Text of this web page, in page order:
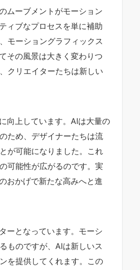
ムーブメントがモーション
ィブなプロセスを単に補助
モーショングラフィックス
その風景は大きく変わりつ
クリエイターたちは新しい
向上しています。AIは大量の
ため、デザイナーたちは流
が可能になりました。これ
可能性が広がるのです。実
おかげで新たな高みへと進
ーとなっています。モーシ
ものですが、AIは新しいス
を提供してくれます。この